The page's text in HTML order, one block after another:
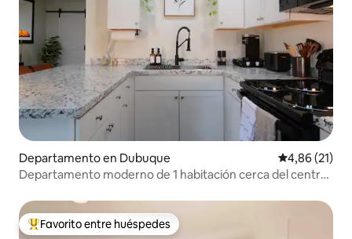
Departamento en Dubuque Calificación
4,86 (21)
Departamento moderno de 1 habitación cerca del centro
Favorito entre los huéspedes más destacados
Favorito entre huéspedes